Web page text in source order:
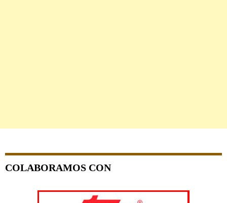
COLABORAMOS CON